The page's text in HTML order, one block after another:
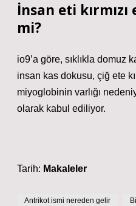
İnsan eti
mi?
io9’a göre, sıklıkla domuz
insan kas dokusu, çiğ ete
miyoglobinin varlığı
olarak kabul ediliyor.
Tarih: Makaleler
Antrikot ismi nereden gelir